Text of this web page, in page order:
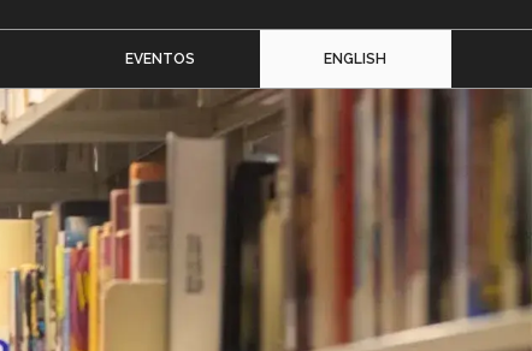
EVENTOS ENGLISH